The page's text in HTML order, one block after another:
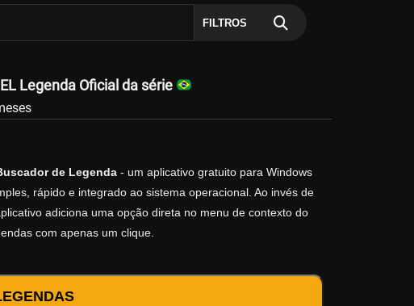
FILTROS
Legenda Oficial da série
de Legenda- um aplicativo gratuito para Windows
rápido e integrado ao sistema operacional. Ao invés de
adiciona uma opção direta no menu de contexto do
com apenas um clique.